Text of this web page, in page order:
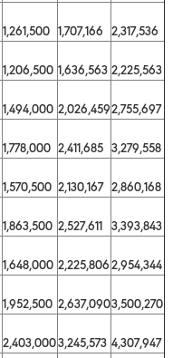
1,261,500 1,707,166
2,317,536
1,206,500 1,636,563 2,225,563
1,494,000 2,026,4592,755,697
1,778,000 2,411,685 3,279,558
1,570,500 2,130,167 2,860,168
1,863,500 2,527,611
3,393,843
1,648,000 2,225,8062,954,344
1,952,500 2,637,0903,500,270
2,403,0003,245,573 4,307,947